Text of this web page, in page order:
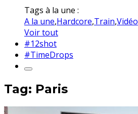
Tags à la une :
A la une,Hardcore,Train,Vidéo
Voir tout
#12shot
#TimeDrops
Tag: Paris